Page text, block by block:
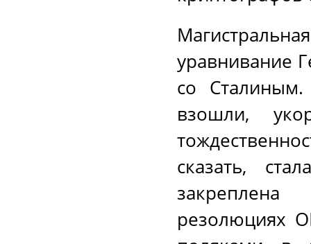
уравнивание
со Сталиным.
взошли,
сказать,
резолюциях